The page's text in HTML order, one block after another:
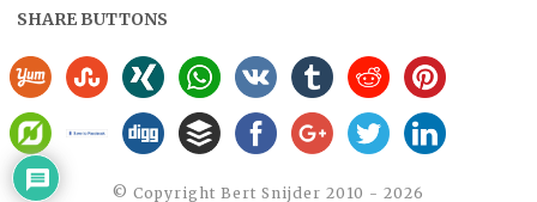
SHARE BUTTONS
©️ Copyright Bert Snijder 2010 - 2026